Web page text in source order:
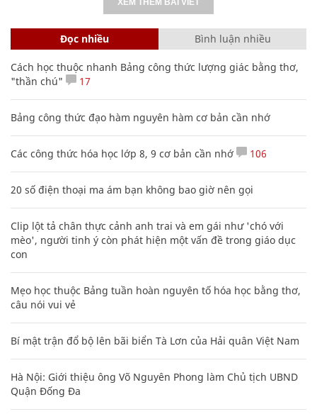
Đọc nhiều Bình luận nhiều
Cách học thuộc nhanh Bảng công thức lượng giác bằng thơ,
"thần chú"
17
Bảng công thức đạo hàm nguyên hàm cơ bản cần nhớ
Các công thức hóa học lớp 8, 9 cơ bản cần nhớ 106
20 số điện thoại ma ám bạn không bao giờ nên gọi
Clip lột tả chân thực cảnh anh trai và em gái như 'chó với
mèo', người tinh ý còn phát hiện một vấn đề trong giáo dục
con
Mẹo học thuộc Bảng tuần hoàn nguyên tố hóa học bằng thơ,
câu nói vui vẻ
Bí mật trận đổ bộ lên bãi biển Tà Lơn của Hải quân Việt Nam
Hà Nội: Giới thiệu ông Võ Nguyên Phong làm Chủ tịch UBND
Quận Đống Đa